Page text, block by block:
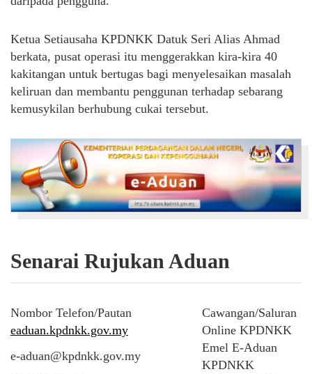
Ketua Setiausaha KPDNKK Datuk Seri Alias Ahmad
berkata, pusat operasi itu menggerakkan kira-kira 40
kakitangan untuk bertugas bagi menyelesaikan masalah
keliruan dan membantu penggunan terhadap sebarang
kemusykilan berhubung cukai tersebut.
Senarai Rujukan Aduan
Nombor Telefon/Pautan
Cawangan/Saluran
eaduan.kpdnkk.gov.my
Online KPDNKK
e-aduan@kpdnkk.gov.my
Emel E-Aduan
KPDNKK